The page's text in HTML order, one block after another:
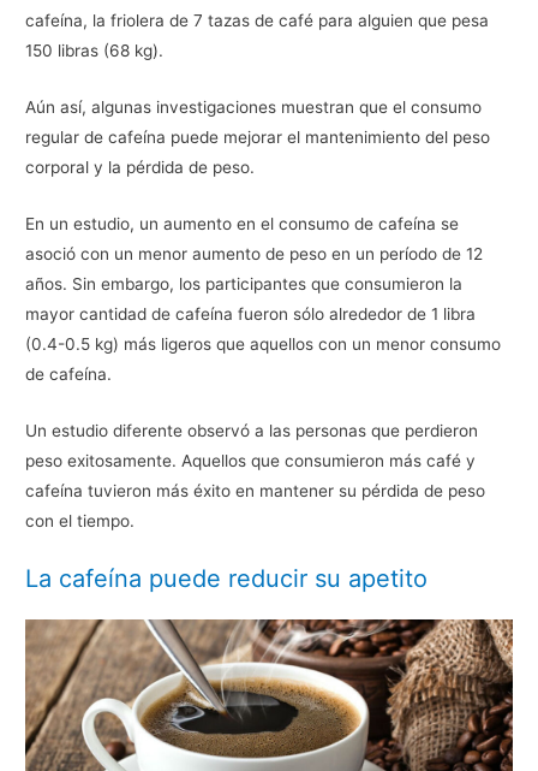
cafeína, la friolera de 7 tazas de café para alguien que pesa
150 libras (68 kg).
Aún así, algunas investigaciones muestran que el consumo
regular de cafeína puede mejorar el mantenimiento del peso
corporal y la pérdida de peso.
En un estudio, un aumento en el consumo de cafeína se
asoció con un menor aumento de peso en un período de 12
años. Sin embargo, los participantes que consumieron la
mayor cantidad de cafeína fueron sólo alrededor de 1 libra
(0.4-0.5 kg) más ligeros que aquellos con un menor consumo
de cafeína.
Un estudio diferente observó a las personas que perdieron
peso exitosamente. Aquellos que consumieron más café y
cafeína tuvieron más éxito en mantener su pérdida de peso
con el tiempo.
La cafeína puede reducir su apetito